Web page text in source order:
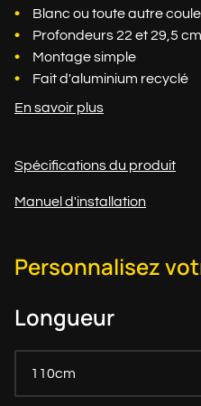
Blanc ou toute autre
Profondeurs 22 et 29,5
Montage simple
Fait d'aluminium recyclé
En savoir plus
Spécifications du produit
Manuel d'installation
Personnalisez
Longueur
110cm